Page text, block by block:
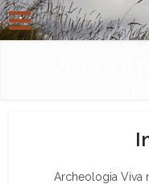
Archeologia Viva